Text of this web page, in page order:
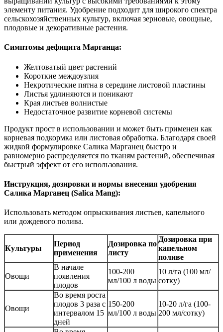
элементу питания. Удобрение подходит для широкого спектра
сельскохозяйственных культур, включая зерновые, овощные,
плодовые и декоративные растения.
Симптомы дефицита Марганца:
Желтоватый цвет растений
Короткие междоузлия
Некротические пятна в середине листовой пластины
Листья удлиняются и поникают
Края листьев волнистые
Недостаточное развитие корневой системы
Продукт прост в использовании и может быть применен как
корневая подкормка или листовая обработка. Благодаря своей
жидкой формулировке Салика Марганец быстро и
равномерно распределяется по тканям растений, обеспечивая
быстрый эффект от его использования.
Инструкция, дозировки и нормы внесения удобрения
Салика Марганец (Salica Mang):
Использовать методом опрыскивания листьев, капельного
или дождевого полива.
Культуры
Период
применения
Дозировка по
листу
Дозировка при
капельном
поливе
Овощи
В начале
появления
плодов
100-200
мл/100 л воды
10 л/га (100 мл/
сотку)
Овощи
Во время роста
плодов 3 раза с
интервалом 15
дней
150-200
мл/100 л воды
10-20 л/га (100-
200 мл/сотку)